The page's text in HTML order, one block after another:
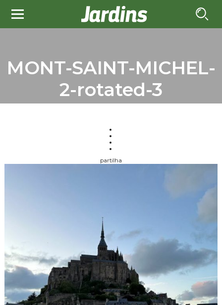
MONT-SAINT-MICHEL-
2-rotated-3
partilha